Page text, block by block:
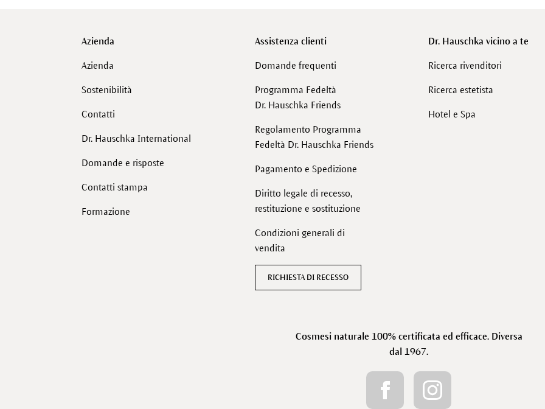
Azienda
Azienda
Sostenibilità
Contatti
Dr. Hauschka International
Domande e risposte
Contatti stampa
Formazione
Assistenza clienti
Domande frequenti
Programma Fedeltà
Dr. Hauschka Friends
Regolamento Programma
Fedeltà Dr. Hauschka Friends
Pagamento e Spedizione
Diritto legale di recesso,
restituzione e sostituzione
Condizioni generali di
vendita
RICHIESTA DI RECESSO
Dr. Hauschka vicino a te
Ricerca rivenditori
Ricerca estetista
Hotel e Spa
Cosmesi naturale 100% certificata ed efficace. Diversa
dal 1967.